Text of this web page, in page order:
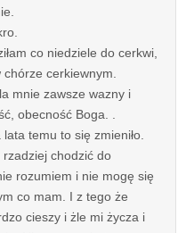
co niedziele do cerkwi,
chórze cerkiewnym.
mnie zawsze wazny i
obecność Boga. .
temu to się zmieniło.
rzadziej chodzić do
rozumiem i nie mogę się
co mam. I z tego że
cieszy i żle mi życza i